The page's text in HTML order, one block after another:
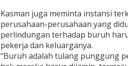
k
a
n
H
a
k
Kasman juga meminta instansi
perusahaan-perusahaan yang
perlindungan terhadap buruh
pekerja dan keluarganya.
“Buruh adalah tulang punggung